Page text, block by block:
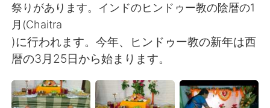
繁體中文 Español
العربية Français
祭りがあります。インドのヒンドゥー教の陰暦の1
月(Chaitra
)に行われます。今年、ヒンドゥー教の新年は西
暦の3月25日から始まります。